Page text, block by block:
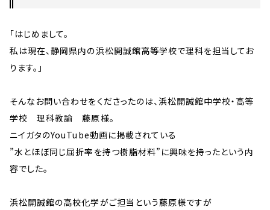
「はじめまして。
私は現在、静岡県内の浜松開誠館高等学校で理科を担当してお
ります。」
そんなお問い合わせをくださったのは、浜松開誠館中学校・高等
学校 理科教諭 藤原様。
ニイガタのYouTube動画に掲載されている
”水とほぼ同じ屈折率を持つ樹脂材料”に興味を持ったという内
容でした。
浜松開誠館の高校化学がご担当という藤原様ですが